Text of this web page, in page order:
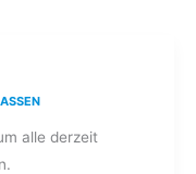
alle derzeit